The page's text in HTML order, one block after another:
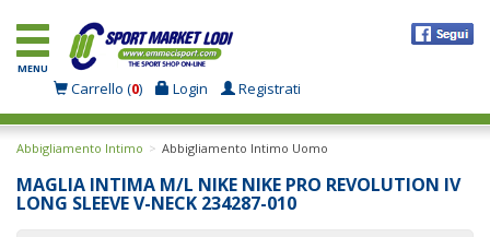
MENU
Carrello (0) Login Registrati
Abbigliamento Intimo Abbigliamento Intimo Uomo
MAGLIA INTIMA M/L NIKE NIKE PRO REVOLUTION IV
LONG SLEEVE V-NECK 234287-010